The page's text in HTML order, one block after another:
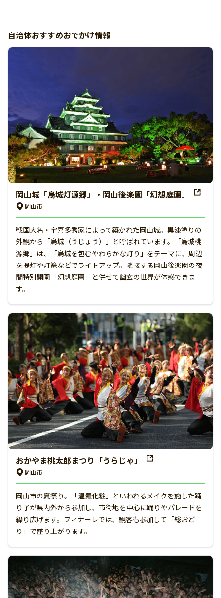
自治体おすすめおでかけ情報
岡山城「烏城灯源郷」・岡山後楽園「幻想庭園」
岡山市
戦国大名・宇喜多秀家によって築かれた岡山城。黒漆塗りの
外観から「烏城（うじょう）」と呼ばれています。「烏城桃
源郷」は、「烏城を包むやわらかな灯り」をテーマに、周辺
を提灯や灯篭などでライトアップ。隣接する岡山後楽園の夜
間特別開園「幻想庭園」と併せて幽玄の世界が体感できま
す。
おかやま桃太郎まつり「うらじゃ」
岡山市
岡山市の夏祭り。「温羅化粧」といわれるメイクを施した踊
り子が県内外から参加し、市街地を中心に踊りやパレードを
繰り広げます。フィナーレでは、観客も参加して「総おど
り」で盛り上がります。